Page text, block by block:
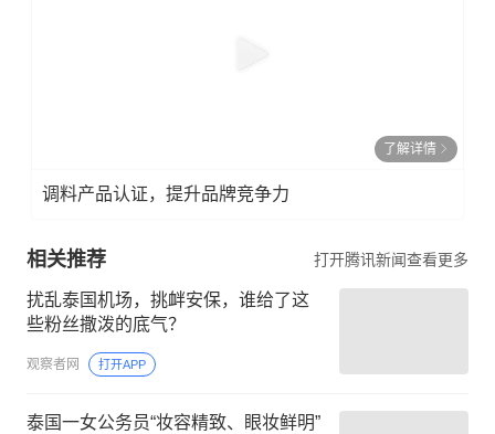
了解详情
调料产品认证，提升品牌竞争力
相关推荐 打开腾讯新闻查看更多
扰乱泰国机场，挑衅安保，谁给了这
些粉丝撒泼的底气？
观察者网 打开APP
泰国一女公务员“妆容精致、眼妆鲜明”